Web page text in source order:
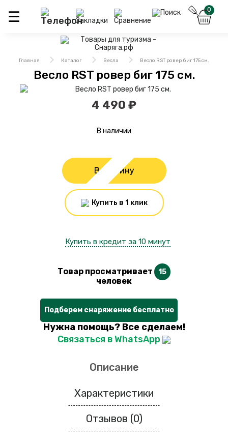
0
Главная Каталог Весла Весло RST ровер биг 175 см.
Весло RST ровер биг 175 см.
4 490 ₽
В наличии
В корзину
Купить в 1 клик
Купить в кредит за 10 минут
Товар просматривает 15
человек
Подберем снаряжение бесплатно
Нужна помощь? Все сделаем!
Связаться в WhatsApp
Описание
Характеристики
Отзывов (0)